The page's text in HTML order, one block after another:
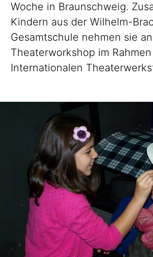
Woche in Braunschweig.
Kindern aus der Wilhelm-
Gesamtschule nehmen sie
Theaterworkshop im
Internationalen